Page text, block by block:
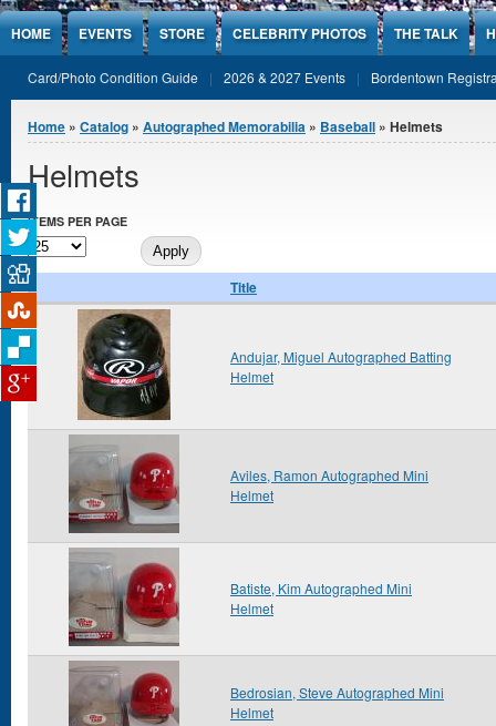
Jump to Content
HOME EVENTS STORE CELEBRITY PHOTOS THE TALK
Card/Photo Condition Guide 2026 & 2027 Events Bordentown
You are here
Home » Catalog » Autographed Memorabilia » Baseball » Helmets
Helmets
ITEMS PER PAGE
Title
Andujar, Miguel Autographed Batting
Helmet
Aviles, Ramon Autographed Mini
Helmet
Batiste, Kim Autographed Mini
Helmet
Bedrosian, Steve Autographed Mini
Helmet